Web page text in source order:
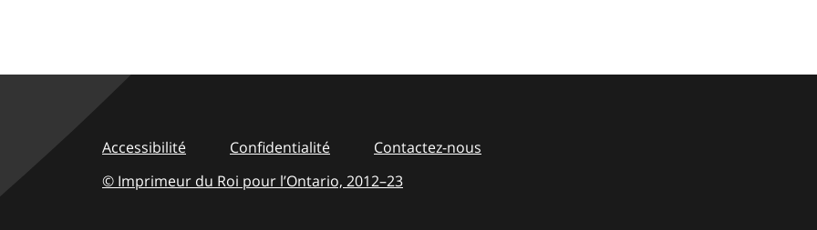
Accessibilité Confidentialité
Contactez-nous
© Imprimeur du Roi pour l’Ontario, 2012–23